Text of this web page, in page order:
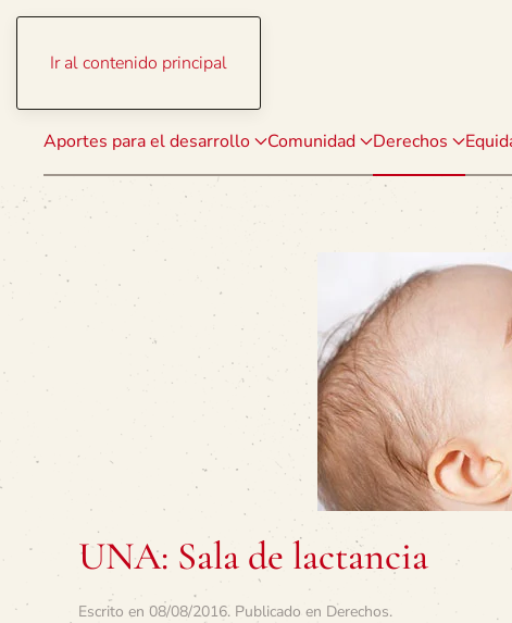
Ir al contenido principal
Aportes para el desarrollo Comunidad Derechos
UNA: Sala de lactancia
Escrito en 08/08/2016. Publicado en Derechos.